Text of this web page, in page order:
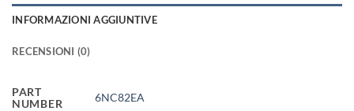
INFORMAZIONI AGGIUNTIVE
RECENSIONI (0)
PART
NUMBER
6NC82EA